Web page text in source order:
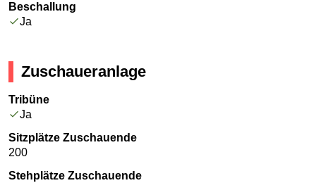
Beschallung
Ja
Zuschaueranlage
Tribüne
Ja
Sitzplätze Zuschauende
200
Stehplätze Zuschauende